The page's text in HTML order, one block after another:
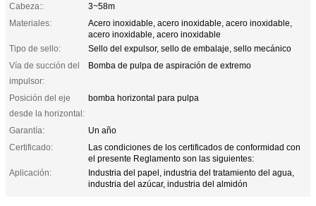
Cabeza::
3~58m
Materiales:
Acero inoxidable, acero inoxidable, acero inoxidable,
acero inoxidable, acero inoxidable
Tipo de sello:
Sello del expulsor, sello de embalaje, sello mecánico
Vía de succión del
impulsor:
Bomba de pulpa de aspiración de extremo
Posición del eje
desde la horizontal:
bomba horizontal para pulpa
Garantía:
Un año
Certificado:
Las condiciones de los certificados de conformidad con
el presente Reglamento son las siguientes:
Aplicación:
Industria del papel, industria del tratamiento del agua,
industria del azúcar, industria del almidón